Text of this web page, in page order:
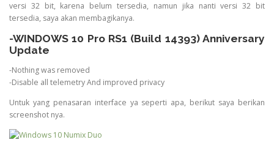
versi 32 bit, karena belum tersedia, namun jika nanti versi 32 bit
tersedia, saya akan membagikanya.
-WINDOWS 10 Pro RS1 (Build 14393) Anniversary
Update
-Nothing was removed
-Disable all telemetry And improved privacy
Untuk yang penasaran interface ya seperti apa, berikut saya berikan
screenshot nya.